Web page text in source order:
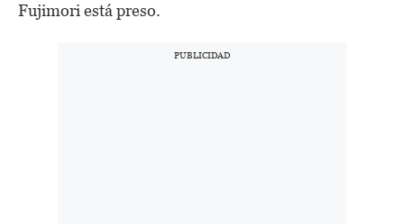
Fujimori está preso.